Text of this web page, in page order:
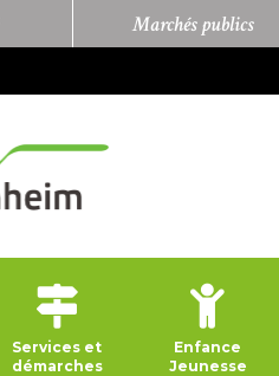
Marchés publics
Services et
démarches
Enfance
Jeunesse